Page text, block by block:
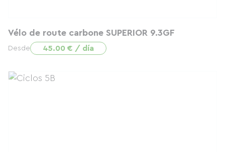
Vélo de route carbone SUPERIOR 9.3GF
Desde 45.00 € / día